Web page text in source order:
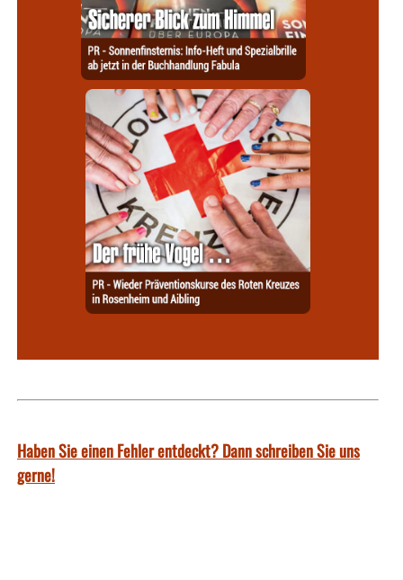
Haben Sie einen Fehler entdeckt? Dann schreiben Sie uns
gerne!